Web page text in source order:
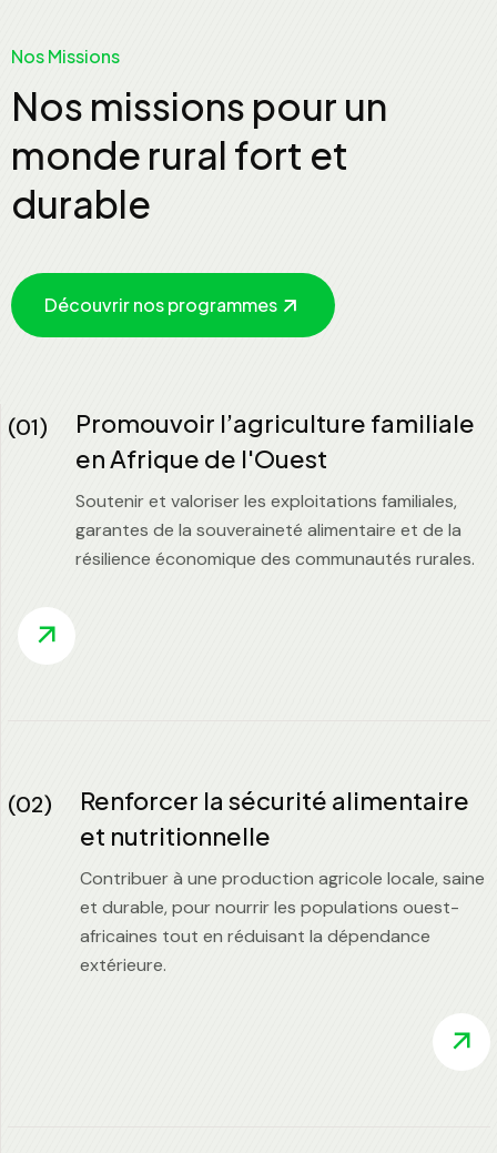
Nos Missions
Nos missions pour un
monde rural fort et
durable
Découvrir nos programmes
(01)
Promouvoir l’agriculture familiale
en Afrique de l'Ouest
Soutenir et valoriser les exploitations familiales,
garantes de la souveraineté alimentaire et de la
résilience économique des communautés rurales.
(02)
Renforcer la sécurité alimentaire
et nutritionnelle
Contribuer à une production agricole locale, saine
et durable, pour nourrir les populations ouest-
africaines tout en réduisant la dépendance
extérieure.